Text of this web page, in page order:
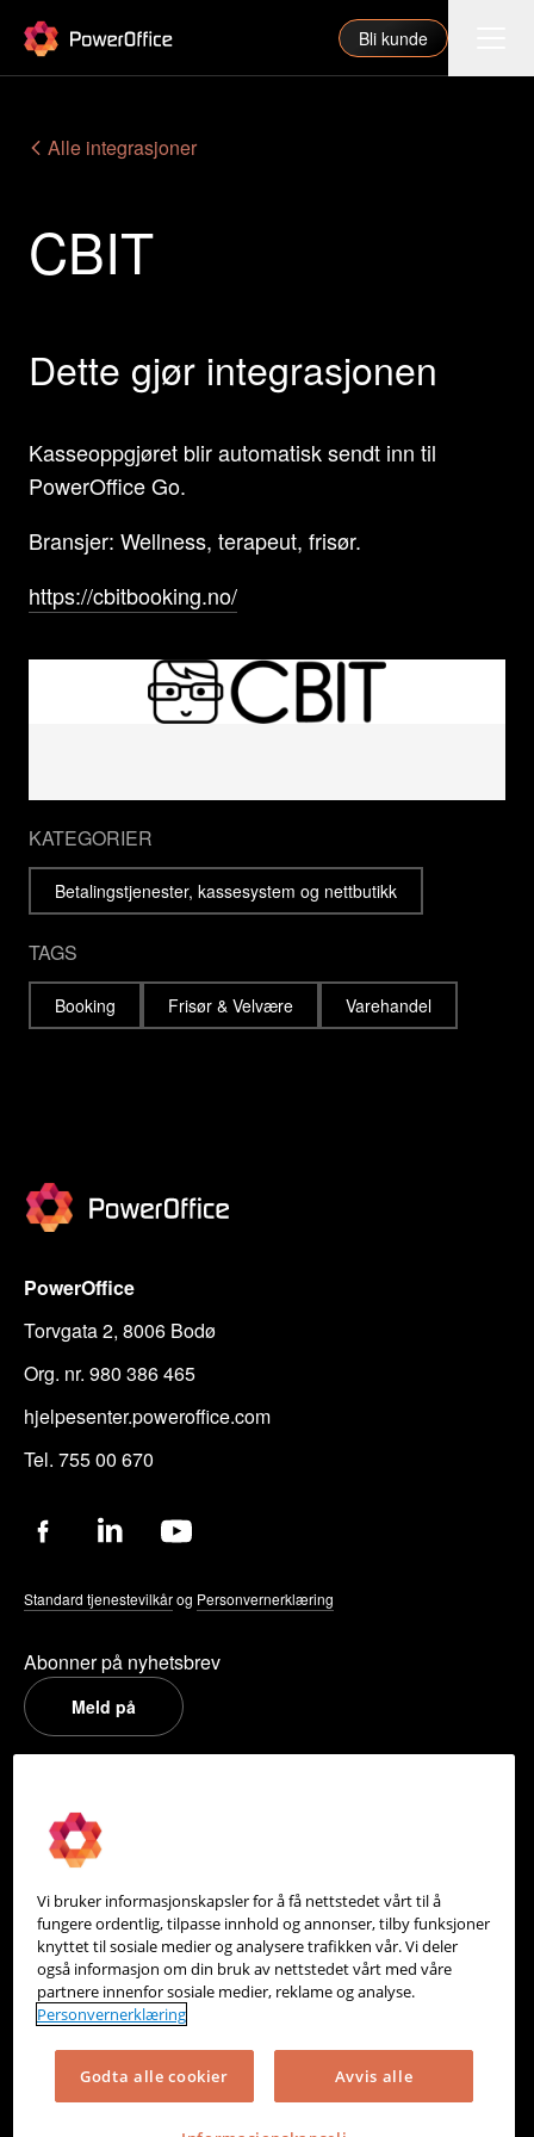
PowerOffice Bli kunde
Funksjoner
Priser
Våre partnere
Om oss
Support
Alle integrasjoner
CBIT
Dette gjør integrasjonen
Kasseoppgjøret blir automatisk sendt inn til
PowerOffice Go.
Bransjer: Wellness, terapeut, frisør.
https://cbitbooking.no/
KATEGORIER
Betalingstjenester, kassesystem og nettbutikk
TAGS
Booking Frisør & Velvære Varehandel
PowerOffice
Torvgata 2, 8006 Bodø
Org. nr. 980 386 465
hjelpesenter.poweroffice.com
Tel. 755 00 670
Standard tjenestevilkårog Personvernerklæring
Abonner på nyhetsbrev
Meld på
Om oss
Partneroversikt
Integrasjoner
Hjelpesenter
Kontakt oss
Personvern
Informasjonskapsler
Vi bruker informasjonskapsler for å få nettstedet vårt til å
fungere ordentlig, tilpasse innhold og annonser, tilby funksjoner
knyttet til sosiale medier og analysere trafikken vår. Vi deler
også informasjon om din bruk av nettstedet vårt med våre
partnere innenfor sosiale medier, reklame og analyse.
Personvernerklæring
Godta alle cookier Avvis alle